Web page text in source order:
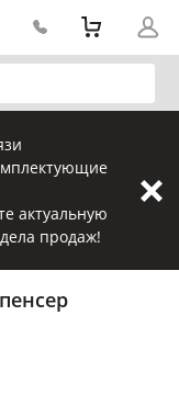
актуальную
продаж!